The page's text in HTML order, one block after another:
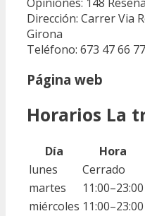
Dirección: Carrer Via
Girona
Teléfono: 673 47 66 77
Página web
Horarios La
Día
Hora
lunes
Cerrado
martes
11:00–23:00
miércoles 11:00–23:00